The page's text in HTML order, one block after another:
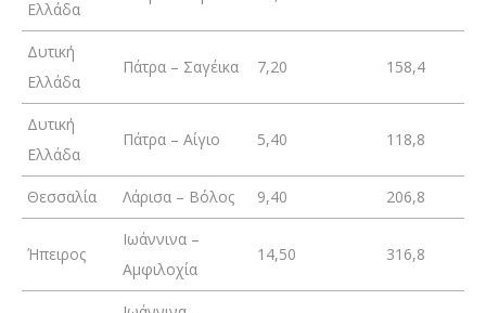
Ελλάδα
Δυτική
Ελλάδα
Πάτρα – Σαγέικα 7,20 158,4
Δυτική
Ελλάδα
Πάτρα – Αίγιο 5,40 118,8
Θεσσαλία Λάρισα – Βόλος 9,40 206,8
Ήπειρος
Ιωάννινα –
Αμφιλοχία
14,50 316,8